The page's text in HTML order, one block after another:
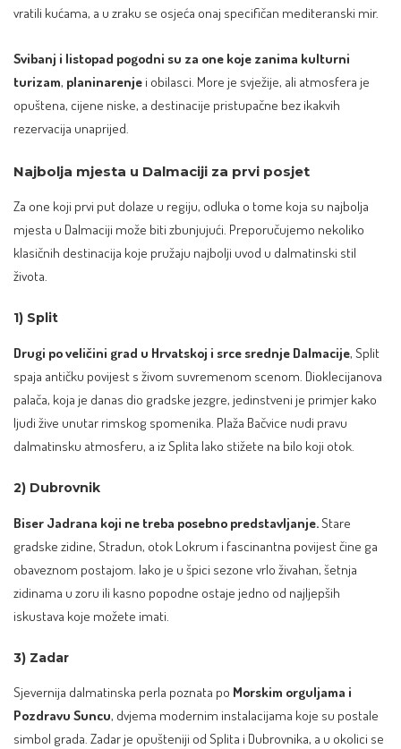
vratili kućama, a u zraku se osjeća onaj specifičan mediteranski mir.
Svibanj i listopad pogodni su za one koje zanima kulturni
turizam, planinarenje i obilasci. More je svježije, ali atmosfera je
opuštena, cijene niske, a destinacije pristupačne bez ikakvih
rezervacija unaprijed.
Najbolja mjesta u Dalmaciji za prvi posjet
Za one koji prvi put dolaze u regiju, odluka o tome koja su najbolja
mjesta u Dalmaciji može biti zbunjujući. Preporučujemo nekoliko
klasičnih destinacija koje pružaju najbolji uvod u dalmatinski stil
života.
1) Split
Drugi po veličini grad u Hrvatskoj i srce srednje Dalmacije, Split
spaja antičku povijest s živom suvremenom scenom. Dioklecijanova
palača, koja je danas dio gradske jezgre, jedinstveni je primjer kako
ljudi žive unutar rimskog spomenika. Plaža Bačvice nudi pravu
dalmatinsku atmosferu, a iz Splita lako stižete na bilo koji otok.
2) Dubrovnik
Biser Jadrana koji ne treba posebno predstavljanje.Stare
gradske zidine, Stradun, otok Lokrum i fascinantna povijest čine ga
obaveznom postajom. Iako je u špici sezone vrlo živahan, šetnja
zidinama u zoru ili kasno popodne ostaje jedno od najljepših
iskustava koje možete imati.
3) Zadar
Sjevernija dalmatinska perla poznata po Morskim orguljama i
Pozdravu Suncu, dvjema modernim instalacijama koje su postale
simbol grada. Zadar je opušteniji od Splita i Dubrovnika, a u okolici se